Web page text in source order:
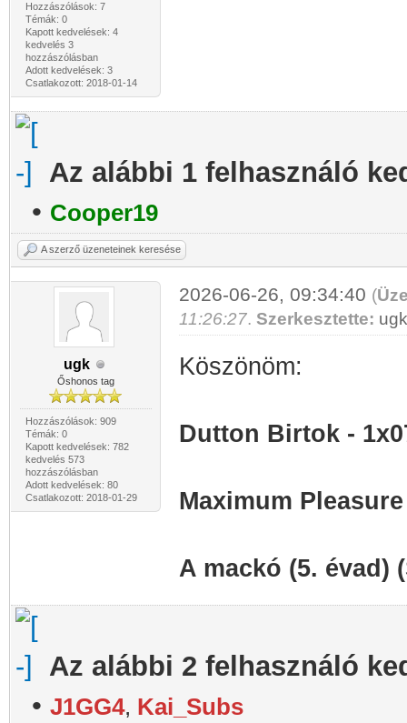
Hozzászólások: 7
Témák: 0
Kapott kedvelések: 4
kedvelés 3
hozzászólásban
Adott kedvelések: 3
Csatlakozott: 2018-01-14
Az alábbi 1 felhasználó
• Cooper19
A szerző üzeneteinek keresése
ugk
Őshonos tag
Hozzászólások: 909
Témák: 0
Kapott kedvelések: 782
kedvelés 573
hozzászólásban
Adott kedvelések: 80
Csatlakozott: 2018-01-29
2026-06-26, 09:34:40 (
11:26:27. Szerkesztette: ugk
Köszönöm:
Dutton Birtok -
Maximum
A mackó (5. évad)
Az alábbi 2 felhasználó
• J1GG4, Kai_Subs